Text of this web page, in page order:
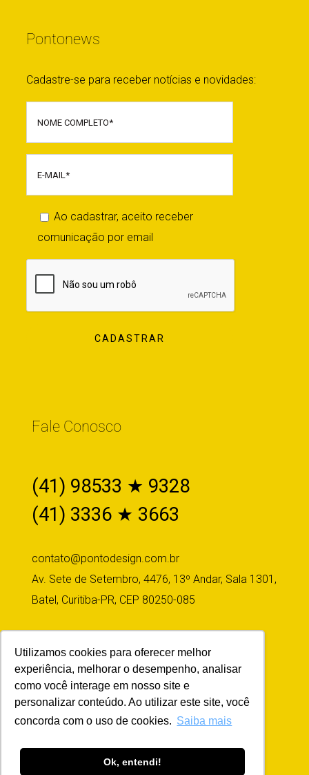
Utilizamos cookies para oferecer melhor
experiência, melhorar o desempenho, analisar
como você interage em nosso site e
personalizar conteúdo. Ao utilizar este site, você
concorda com o uso de cookies. Saiba mais
Ok, entendi!
Pontonews
Cadastre-se para receber notícias e novidades:
Ao cadastrar, aceito receber
comunicação por email
Fale Conosco
(41) 98533 ★ 9328
(41) 3336 ★ 3663
contato@pontodesign.com.br
Av. Sete de Setembro, 4476, 13º Andar, Sala 1301,
Batel, Curitiba-PR, CEP 80250-085
Siga-nos